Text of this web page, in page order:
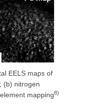
EELS maps of
(b) nitrogen
mapping8)